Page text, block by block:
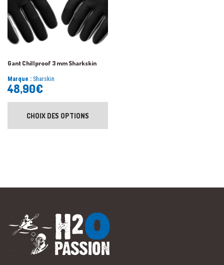
Gant Chillproof 3 mm Sharkskin
Marque : Sharskin
48,90€
CHOIX DES OPTIONS